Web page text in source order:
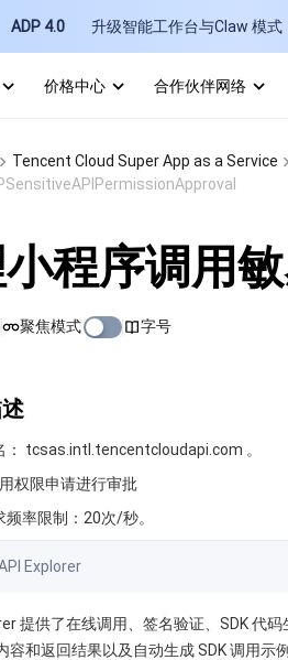
ADP 4.0 升级智能工作台与Claw 模
价格中心 合作伙伴网络
Tencent Cloud Super App as a Service
程序调用
聚焦模式 字号
： tcsas.intl.tencentcloudapi.com 。
权限申请进行审批
率限制：20次/秒。
Explorer
提供了在线调用、签名验证、SDK 代
容和返回结果以及自动生成 SDK 调用示例